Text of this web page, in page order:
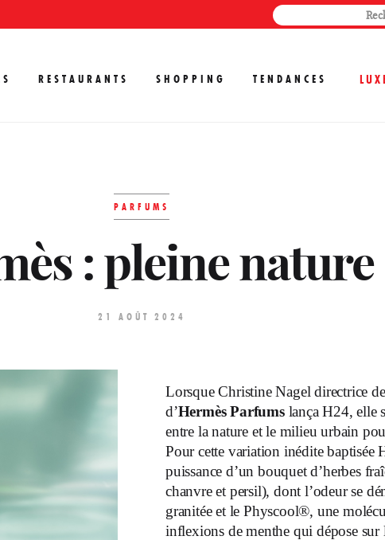
RESTAURANTS SHOPPING TENDANCES
PARFUMS
: pleine nature
21 AOÛT 2024
Lorsque Christine Nagel directrice
d’Hermès Parfumslança H24, elle
entre la nature et le milieu urbain
Pour cette variation inédite baptisée
puissance d’un bouquet d’herbes
chanvre et persil), dont l’odeur se
granitée et le Physcool®, une
inflexions de menthe qui dépose sur